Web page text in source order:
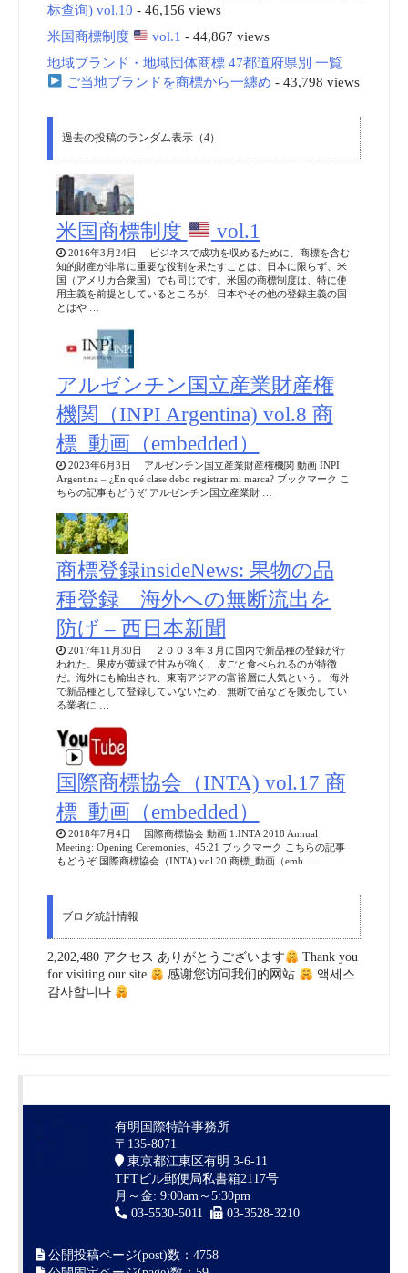
标查询) vol.10 - 46,156 views
米国商標制度
vol.1 - 44,867 views
地域ブランド・地域団体商標 47都道府県別 一覧
ご当地ブランドを商標から一纏め - 43,798 views
過去の投稿のランダム表示（4）
米国商標制度 vol.1
2016年3月24日 ビジネスで成功を収めるために、商標を含む
知的財産が非常に重要な役割を果たすことは、日本に限らず、米
国（アメリカ合衆国）でも同じです。米国の商標制度は、特に使
用主義を前提としているところが、日本やその他の登録主義の国
とはや …
アルゼンチン国立産業財産権
機関（INPI Argentina) vol.8 商
標_動画（embedded）
2023年6月3日 アルゼンチン国立産業財産権機関 動画 INPI
Argentina – ¿En qué clase debo registrar mi marca? ブックマーク こ
ちらの記事もどうぞ アルゼンチン国立産業財 …
商標登録insideNews: 果物の品
種登録 海外への無断流出を
防げ – 西日本新聞
2017年11月30日 ２００３年３月に国内で新品種の登録が行
われた。果皮が黄緑で甘みが強く、皮ごと食べられるのが特徴
だ。海外にも輸出され、東南アジアの富裕層に人気という。 海外
で新品種として登録していないため、無断で苗などを販売してい
る業者に …
国際商標協会（INTA) vol.17 商
標_動画（embedded）
2018年7月4日 国際商標協会 動画 1.INTA 2018 Annual
Meeting: Opening Ceremonies、45:21 ブックマーク こちらの記事
もどうぞ 国際商標協会（INTA) vol.20 商標_動画（emb …
ブログ統計情報
2,202,480 アクセス ありがとうございます
Thank you
for visiting our site
感谢您访问我们的网站
액세스
감사합니다
有明国際特許事務所
〒135-8071
東京都江東区有明 3-6-11
TFTビル郵便局私書箱2117号
月～金: 9:00am～5:30pm
03-5530-5011
03-3528-3210
公開投稿ページ(post)数：4758